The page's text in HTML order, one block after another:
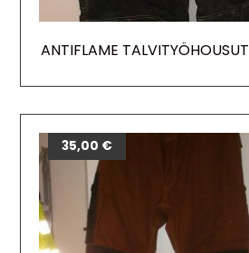
ANTIFLAME
35,00 €